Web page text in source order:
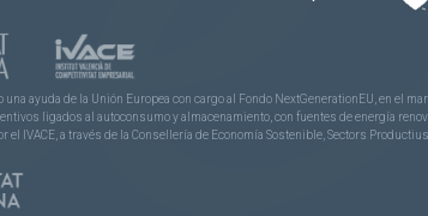
una ayuda de la Unión Europea con cargo al Fondo NextGenerationEU, en el
ligados al autoconsumo y almacenamiento, con fuentes de energía
el IVACE, a través de la Consellería de Economía Sostenible, Sectors